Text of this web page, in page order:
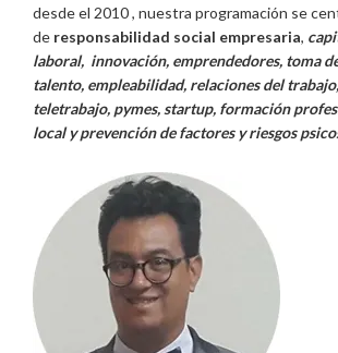
desde el 2010 , nuestra programación se
de responsabilidad social empresaria,
laboral, innovación, emprendedores, toma
talento, empleabilidad, relaciones del
teletrabajo, pymes, startup, formación
local y prevención de factores y riesgos